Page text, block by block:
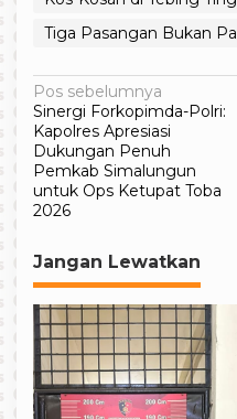
Tiga Pasangan Bukan
Navigasi
pos
Pos sebelumnya
Sinergi Forkopimda-Polri:
Kapolres Apresiasi
Dukungan Penuh
Pemkab Simalungun
untuk Ops Ketupat Toba
2026
Jangan Lewatkan